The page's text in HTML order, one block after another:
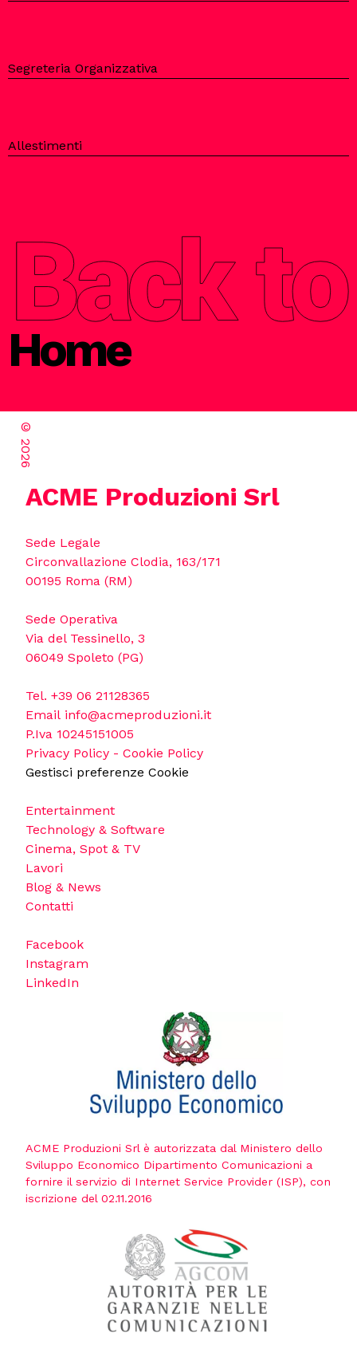
Segreteria Organizzativa
Allestimenti
Home
©
2026
ACME Produzioni Srl
Sede Legale
Circonvallazione Clodia, 163/171
00195 Roma (RM)
Sede Operativa
Via del Tessinello, 3
06049 Spoleto (PG)
Tel. +39 06 21128365
Email info@acmeproduzioni.it
P.Iva 10245151005
Privacy Policy - Cookie Policy
Gestisci preferenze Cookie
Entertainment
Technology & Software
Cinema, Spot & TV
Lavori
Blog & News
Contatti
Facebook
Instagram
LinkedIn
ACME Produzioni Srl è autorizzata dal Ministero dello
Sviluppo Economico Dipartimento Comunicazioni a
fornire il servizio di Internet Service Provider (ISP), con
iscrizione del 02.11.2016